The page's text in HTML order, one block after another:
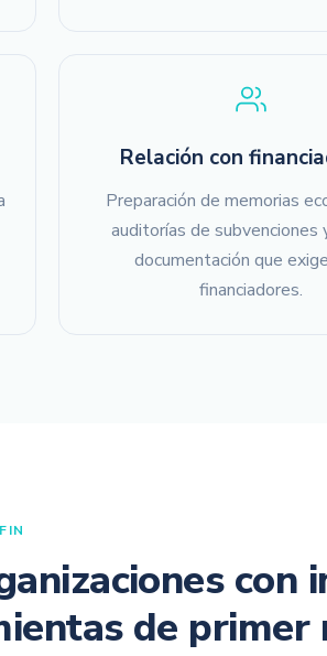
Relación con
Preparación de memorias
auditorías de subvenciones
documentación que
financiadores.
con
de primer